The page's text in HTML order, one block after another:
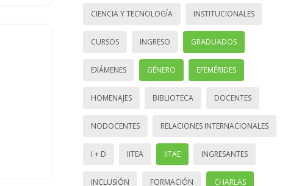
CIENCIA Y TECNOLOGÍA INSTITUCIONALES
CURSOS INGRESO GRADUADOS
EXÁMENES GÉNERO EFEMÉRIDES
HOMENAJES BIBLIOTECA DOCENTES
NODOCENTES RELACIONES INTERNACIONALES
I + D IITEA IITAE INGRESANTES
INCLUSIÓN FORMACIÓN CHARLAS